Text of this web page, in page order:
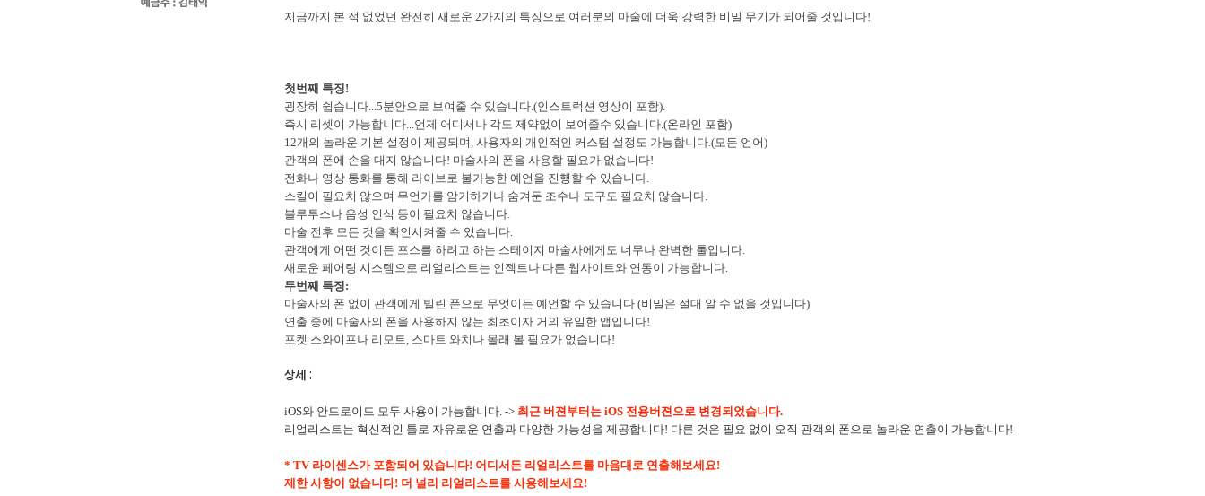
코 라이프 하세요!
지금까지 본 적 없었던 완전히 새로운 2가지의 특징으로 여러분의 마술에 더욱 강력한 비밀 무기가 되어줄 것입니다!
첫번째 특징!
굉장히 쉽습니다...5분안으로 보여줄 수 있습니다.(인스트럭션 영상이 포함).
즉시 리셋이 가능합니다...언제 어디서나 각도 제약없이 보여줄수 있습니다.(온라인 포함)
12개의 놀라운 기본 설정이 제공되며, 사용자의 개인적인 커스텀 설정도 가능합니다.(모든 언어)
관객의 폰에 손을 대지 않습니다! 마술사의 폰을 사용할 필요가 없습니다!
전화나 영상 통화를 통해 라이브로 불가능한 예언을 진행할 수 있습니다.
스킬이 필요치 않으며 무언가를 암기하거나 숨겨둔 조수나 도구도 필요치 않습니다.
블루투스나 음성 인식 등이 필요치 않습니다.
마술 전후 모든 것을 확인시켜줄 수 있습니다.
관객에게 어떤 것이든 포스를 하려고 하는 스테이지 마술사에게도 너무나 완벽한 툴입니다.
새로운 페어링 시스템으로 리얼리스트는 인젝트나 다른 웹사이트와 연동이 가능합니다.
두번째 특징:
마술사의 폰 없이 관객에게 빌린 폰으로 무엇이든 예언할 수 있습니다 (비밀은 절대 알 수 없을 것입니다)
연출 중에 마술사의 폰을 사용하지 않는 최초이자 거의 유일한 앱입니다!
포켓 스와이프나 리모트, 스마트 와치나 몰래 볼 필요가 없습니다!
상세 :
iOS와 안드로이드 모두 사용이 가능합니다. -> 최근 버젼부터는 iOS 전용버젼으로 변경되었습니다.
리얼리스트는 혁신적인 툴로 자유로운 연출과 다양한 가능성을 제공합니다! 다른 것은 필요 없이 오직 관객의 폰으로 놀라운 연출이 가능합니다!
* TV 라이센스가 포함되어 있습니다! 어디서든 리얼리스트를 마음대로 연출해보세요!
제한 사항이 없습니다! 더 널리 리얼리스트를 사용해보세요!